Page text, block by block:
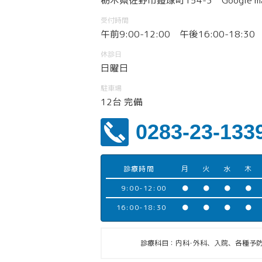
受付時間
午前9:00-12:00 午後16:00-18:30
休診日
日曜日
駐車場
12台 完備
0283-23-
診療時間 月 火 水 木
9:00-12:00
● ● ● ●
16:00-18:30
● ● ● ●
診療科目：内科･外科、入院、各種予